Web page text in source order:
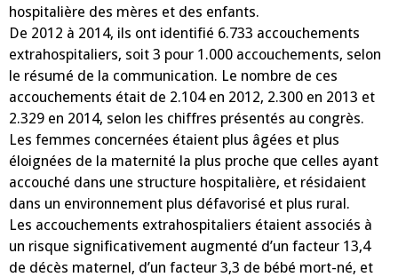
hospitalière des mères et des enfants.
De 2012 à 2014, ils ont identifié 6.733 accouchements
extrahospitaliers, soit 3 pour 1.000 accouchements, selon
le résumé de la communication. Le nombre de ces
accouchements était de 2.104 en 2012, 2.300 en 2013 et
2.329 en 2014, selon les chiffres présentés au congrès.
Les femmes concernées étaient plus âgées et plus
éloignées de la maternité la plus proche que celles ayant
accouché dans une structure hospitalière, et résidaient
dans un environnement plus défavorisé et plus rural.
Les accouchements extrahospitaliers étaient associés à
un risque significativement augmenté d’un facteur 13,4
de décès maternel, d’un facteur 3,3 de bébé mort-né, et